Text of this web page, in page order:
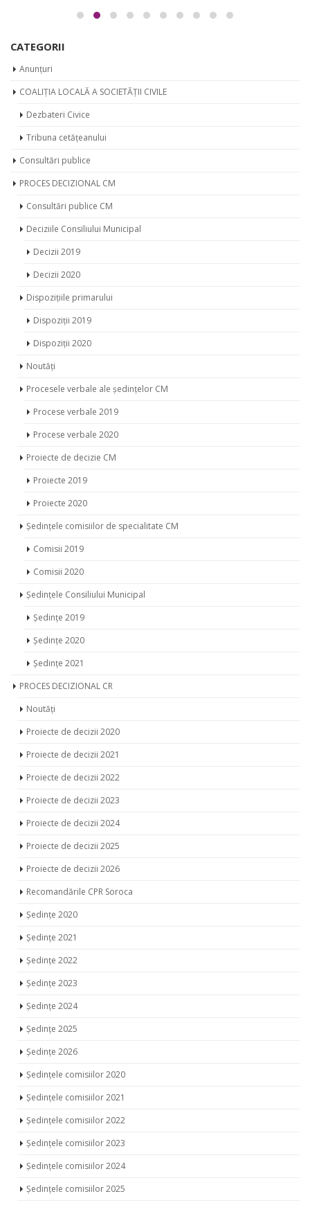
CATEGORII
Anunțuri
COALIȚIA LOCALĂ A SOCIETĂȚII CIVILE
Dezbateri Civice
Tribuna cetățeanului
Consultări publice
PROCES DECIZIONAL CM
Consultări publice CM
Deciziile Consiliului Municipal
Decizii 2019
Decizii 2020
Dispozițiile primarului
Dispoziții 2019
Dispoziții 2020
Noutăți
Procesele verbale ale ședințelor CM
Procese verbale 2019
Procese verbale 2020
Proiecte de decizie CM
Proiecte 2019
Proiecte 2020
Ședințele comisiilor de specialitate CM
Comisii 2019
Comisii 2020
Ședințele Consiliului Municipal
Ședințe 2019
Ședințe 2020
Ședințe 2021
PROCES DECIZIONAL CR
Noutăți
Proiecte de decizii 2020
Proiecte de decizii 2021
Proiecte de decizii 2022
Proiecte de decizii 2023
Proiecte de decizii 2024
Proiecte de decizii 2025
Proiecte de decizii 2026
Recomandările CPR Soroca
Ședințe 2020
Ședințe 2021
Ședințe 2022
Ședințe 2023
Ședințe 2024
Ședințe 2025
Ședințe 2026
Ședințele comisiilor 2020
Ședințele comisiilor 2021
Ședințele comisiilor 2022
Ședințele comisiilor 2023
Ședințele comisiilor 2024
Ședințele comisiilor 2025